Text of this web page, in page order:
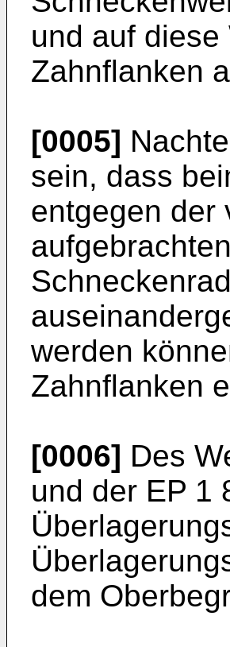
und auf
Zahnflanken
[0005]
sein, dass
entgegen der
werden
Zahnflanken
[0006] Des
und der EP 1
dem